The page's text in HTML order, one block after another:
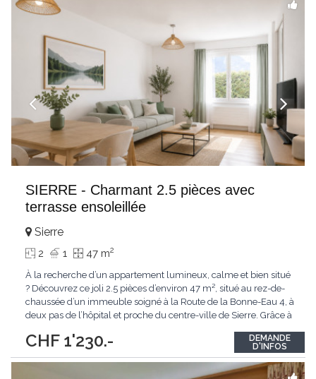
SIERRE - Charmant 2.5 pièces avec
terrasse ensoleillée
CHF 1'230.-
Sierre
2 1 47 m2
À la recherche d’un appartement lumineux, calme et bien situé
? Découvrez ce joli 2.5 pièces d’environ 47 m², situé au rez-de-
chaussée d’un immeuble soigné à la Route de la Bonne-Eau 4, à
deux pas de l’hôpital et proche du centre-ville de Sierre. Grâce à
extérieur pour profiter du soleil en toute tranquillité. Un...
DEMANDE
D'INFOS